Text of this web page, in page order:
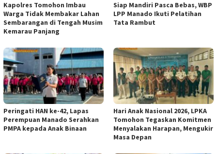
Kapolres Tomohon Imbau
Warga Tidak Membakar Lahan
Sembarangan di Tengah Musim
Kemarau Panjang
Siap Mandiri Pasca Bebas, WBP
LPP Manado Ikuti Pelatihan
Tata Rambut
Peringati HAN ke-42, Lapas
Perempuan Manado Serahkan
PMPA kepada Anak Binaan
Hari Anak Nasional 2026, LPKA
Tomohon Tegaskan Komitmen
Menyalakan Harapan, Mengukir
Masa Depan